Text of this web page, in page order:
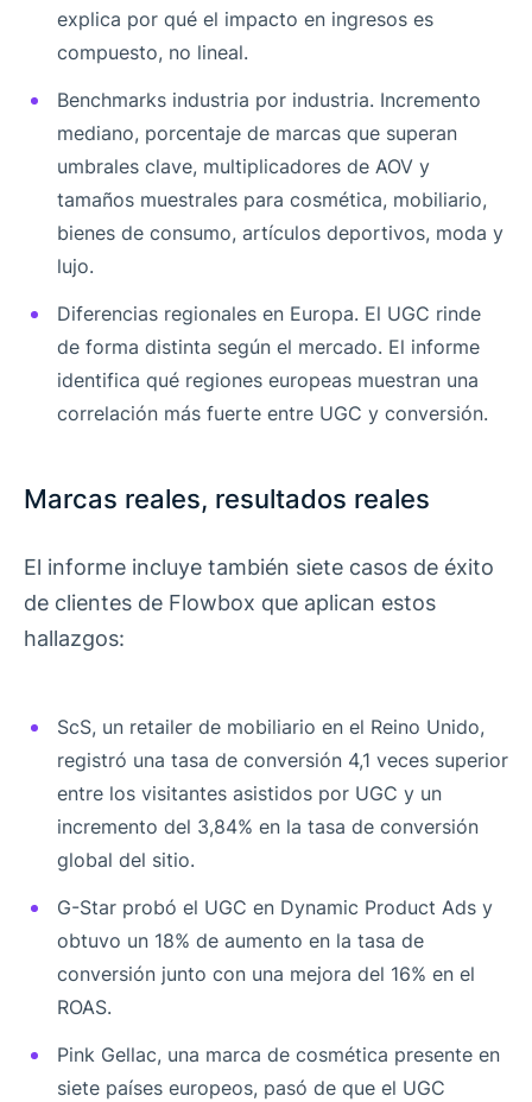
explica por qué el impacto en ingresos es
compuesto, no lineal.
Benchmarks industria por industria. Incremento
mediano, porcentaje de marcas que superan
umbrales clave, multiplicadores de AOV y
tamaños muestrales para cosmética, mobiliario,
bienes de consumo, artículos deportivos, moda y
lujo.
Diferencias regionales en Europa. El UGC rinde
de forma distinta según el mercado. El informe
identifica qué regiones europeas muestran una
correlación más fuerte entre UGC y conversión.
Marcas reales, resultados reales
El informe incluye también siete casos de éxito
de clientes de Flowbox que aplican estos
hallazgos:
ScS, un retailer de mobiliario en el Reino Unido,
registró una tasa de conversión 4,1 veces superior
entre los visitantes asistidos por UGC y un
incremento del 3,84% en la tasa de conversión
global del sitio.
G-Star probó el UGC en Dynamic Product Ads y
obtuvo un 18% de aumento en la tasa de
conversión junto con una mejora del 16% en el
ROAS.
Pink Gellac, una marca de cosmética presente en
siete países europeos, pasó de que el UGC